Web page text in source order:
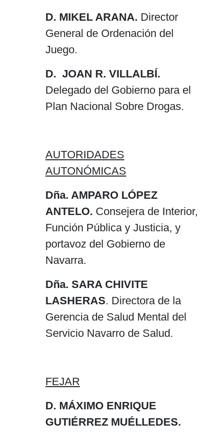
D. MIKEL ARANA. Director
General de Ordenación del
Juego.
D. JOAN R. VILLALBÍ.
Delegado del Gobierno para el
Plan Nacional Sobre Drogas.
AUTORIDADES
AUTONÓMICAS
Dña. AMPARO LÓPEZ
ANTELO. Consejera de Interior,
Función Pública y Justicia, y
portavoz del Gobierno de
Navarra.
Dña. SARA CHIVITE
LASHERAS. Directora de la
Gerencia de Salud Mental del
Servicio Navarro de Salud.
FEJAR
D. MÁXIMO ENRIQUE
GUTIÉRREZ MUÉLLEDES.